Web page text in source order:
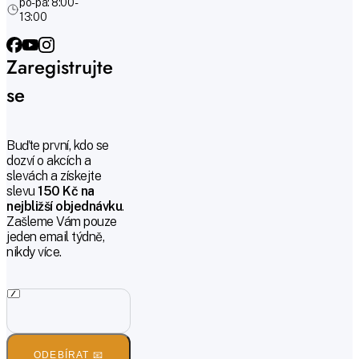
13:00
Zaregistrujte
se
Buďte první, kdo se
dozví o akcích a
slevách a získejte
slevu150 Kč na
nejbližší objednávku.
Zašleme Vám pouze
jeden email týdně,
nikdy více.
ODEBÍRAT 📧